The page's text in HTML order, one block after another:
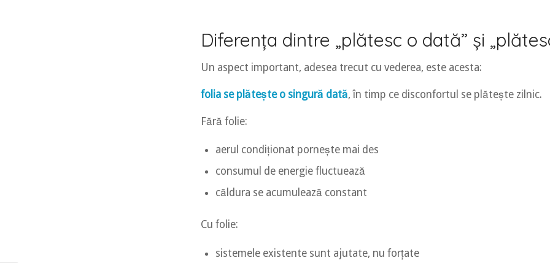
Diferența dintre „plătesc o dată” și
Un aspect important, adesea trecut cu vederea, este acesta:
folia se plătește o singură dată, în timp ce disconfortul se plătește zilnic.
Fără folie:
aerul condiționat pornește mai des
consumul de energie fluctuează
căldura se acumulează constant
Cu folie:
sistemele existente sunt ajutate, nu forțate